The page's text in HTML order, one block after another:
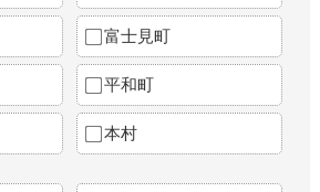
富士見町
平和町
本村